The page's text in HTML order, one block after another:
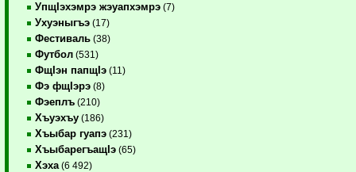
УпщIэхэмрэ жэуапхэмрэ (7)
Ухуэныгъэ (17)
Фестиваль (38)
Футбол (531)
ФщIэн папщIэ (11)
Фэ фщIэрэ (8)
Фэеплъ (210)
Хъуэхъу (186)
Хъыбар гуапэ (231)
ХъыбарегъащIэ (65)
Хэха (6 492)